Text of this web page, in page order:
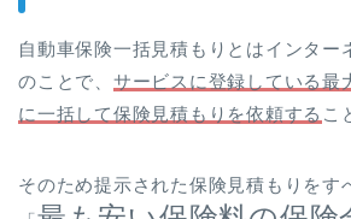
自動車保険一括見積もりとはインター
のことで、 サービスに登録している最
に一括して保険見積もりを依頼する こ
そのため提示された保険見積もりをす